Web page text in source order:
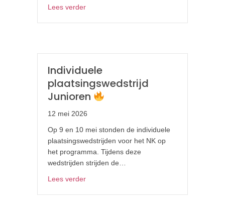
Lees verderabout Nederlands Kampioenschap C niveau
Individuele
plaatsingswedstrijd
Junioren
12 mei 2026
Op 9 en 10 mei stonden de individuele
plaatsingswedstrijden voor het NK op
het programma. Tijdens deze
wedstrijden strijden de…
Lees verderabout Individuele plaatsingswedstrijd